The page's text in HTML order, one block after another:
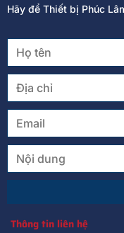
Hãy để Thiết bị Phúc
Thông tin liên hệ